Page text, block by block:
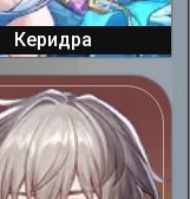
Керидра